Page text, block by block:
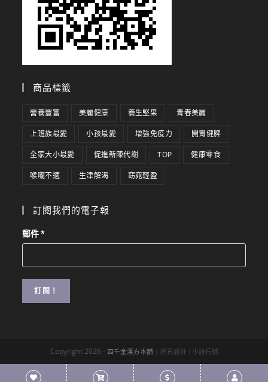
商品標籤
營養豐富 美麗健康 養生堅果 青春美麗
上班族最愛 小孩最愛 增強免疫力 開胃健脾
全家大小最愛 促進新陳代謝 TOP 健康零食
喉嚨不適 生津解渴 窈窕輕盈
訂閱我們的電子報
郵件*
Copyright 2026 - 四千金漢方本舖 | 網頁設計 : 小訣行銷